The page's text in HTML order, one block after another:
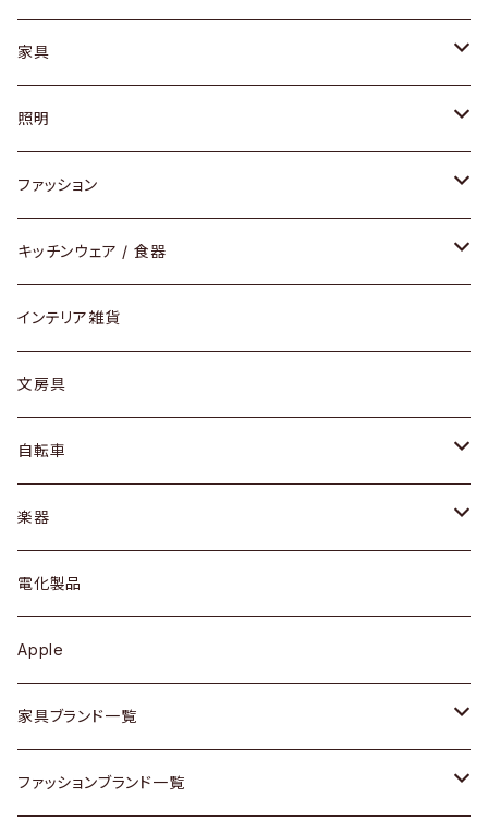
家具
ソファ / ベンチ
チェア / スツール
ダイニングセット / ダイニングテーブル
ローテーブル / サイドテーブル
デスク / コンソール
ドレッサー
シェルフ
キュリオケース / 飾り棚
カップボード / 食器棚
チェスト
その他家具
照明
ペンダントライト
テーブルランプ / デスクスタンド
フロアライト
ファッション
アクセサリー
リング
ピアス / イヤリング
その他アクセサリー
財布
バッグ
アウター
トップス
ワンピース
ボトムス
靴
スカーフ
キッチンウェア / 食器
グラス / タンブラー
カップ / マグ
プレート / ボウル
カトラリー
ケトル / ティーポット
鍋 / フライパン
Vintage / ヴィンテージ
銀製品
インテリア雑貨
文房具
自転車
dahon
楽器
ギター
ベース
その他楽器
電化製品
Apple
家具ブランド一覧
ACME Furniture / アクメ ファニチャー
ファッションブランド一覧